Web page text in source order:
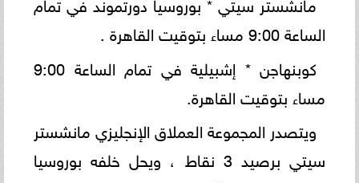
الساعة 9:00 مساء بتوقيت القاهرة .
كوبنهاجن * إشبيلية في تمام الساعة 9:00
مساء بتوقيت القاهرة.
ويتصدر المجموعة العملاق الإنجليزي مانشستر
سيتي برصيد 3 نقاط ، ويحل خلفه بوروسيا